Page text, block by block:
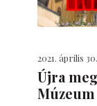
2021. április 30.
Újra
Múzeum